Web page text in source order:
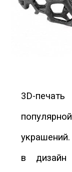
3D-
в дизайн